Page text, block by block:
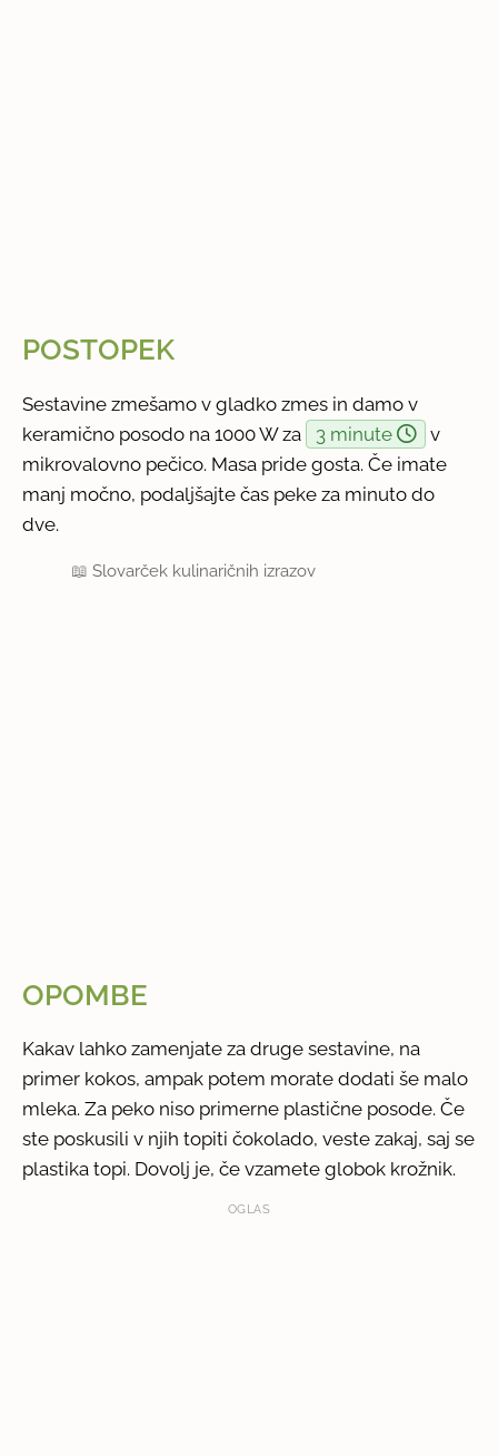
POSTOPEK
Sestavine zmešamo v gladko zmes in damo v
keramično posodo na 1000 W za
3 minute
v
mikrovalovno pečico. Masa pride gosta. Če imate
manj močno, podaljšajte čas peke za minuto do
dve.
📖Slovarček kulinaričnih izrazov
OPOMBE
Kakav lahko zamenjate za druge sestavine, na
primer kokos, ampak potem morate dodati še malo
mleka. Za peko niso primerne plastične posode. Če
ste poskusili v njih topiti čokolado, veste zakaj, saj se
plastika topi. Dovolj je, če vzamete globok krožnik.
OGLAS